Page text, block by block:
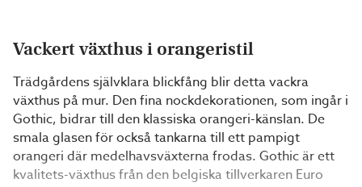
Vackert växthus i orangeristil
Trädgårdens självklara blickfång blir detta vackra
växthus på mur. Den fina nockdekorationen, som ingår i
Gothic, bidrar till den klassiska orangeri-känslan. De
smala glasen för också tankarna till ett pampigt
orangeri där medelhavsväxterna frodas. Gothic är ett
kvalitets-växthus från den belgiska tillverkaren Euro